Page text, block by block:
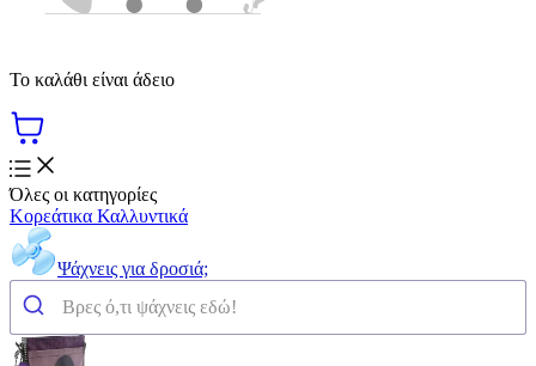
Το καλάθι είναι άδειο
Όλες οι κατηγορίες
Κορεάτικα Καλλυντικά
Ψάχνεις για δροσιά;